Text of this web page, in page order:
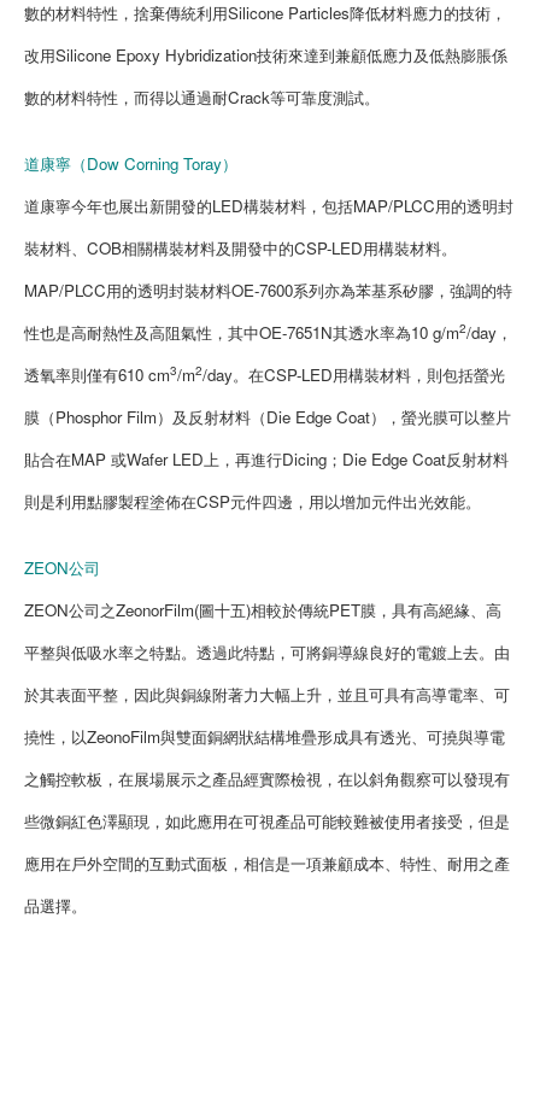
數的材料特性，捨棄傳統利用Silicone Particles降低材料應力的技術，
改用Silicone Epoxy Hybridization技術來達到兼顧低應力及低熱膨脹係
數的材料特性，而得以通過耐Crack等可靠度測試。
道康寧（Dow Corning Toray）
道康寧今年也展出新開發的LED構裝材料，包括MAP/PLCC用的透明封
裝材料、COB相關構裝材料及開發中的CSP-LED用構裝材料。
MAP/PLCC用的透明封裝材料OE-7600系列亦為苯基系矽膠，強調的特
性也是高耐熱性及高阻氣性，其中OE-7651N其透水率為10 g/m2/day，
透氧率則僅有610 cm3/m2/day。在CSP-LED用構裝材料，則包括螢光
膜（Phosphor Film）及反射材料（Die Edge Coat），螢光膜可以整片
貼合在MAP 或Wafer LED上，再進行Dicing；Die Edge Coat反射材料
則是利用點膠製程塗佈在CSP元件四邊，用以增加元件出光效能。
ZEON公司
ZEON公司之ZeonorFilm(圖十五)相較於傳統PET膜，具有高絕緣、高
平整與低吸水率之特點。透過此特點，可將銅導線良好的電鍍上去。由
於其表面平整，因此與銅線附著力大幅上升，並且可具有高導電率、可
撓性，以ZeonoFilm與雙面銅網狀結構堆疊形成具有透光、可撓與導電
之觸控軟板，在展場展示之產品經實際檢視，在以斜角觀察可以發現有
些微銅紅色澤顯現，如此應用在可視產品可能較難被使用者接受，但是
應用在戶外空間的互動式面板，相信是一項兼顧成本、特性、耐用之產
品選擇。